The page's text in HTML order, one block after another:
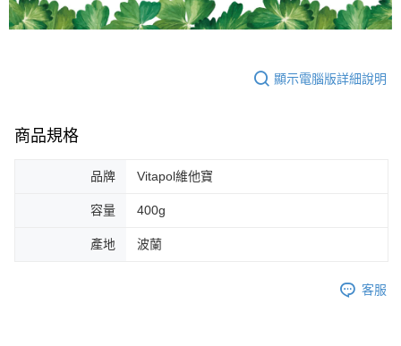
顯示電腦版詳細說明
商品規格
品牌 Vitapol維他寶
容量 400g
產地 波蘭
客服